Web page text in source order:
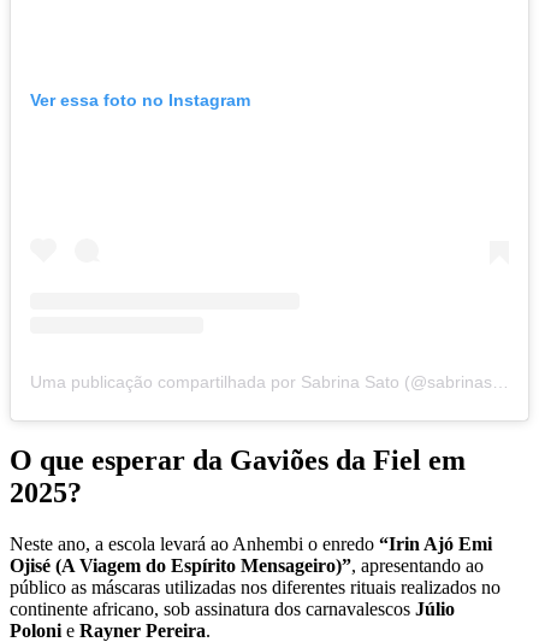
Ver essa foto no Instagram
O que esperar da Gaviões da Fiel em
2025?
Neste ano, a escola levará ao Anhembi o enredo “Irin Ajó Emi
Ojisé (A Viagem do Espírito Mensageiro)”, apresentando ao
público as máscaras utilizadas nos diferentes rituais realizados no
continente africano, sob assinatura dos carnavalescos Júlio
Poloni e Rayner Pereira.